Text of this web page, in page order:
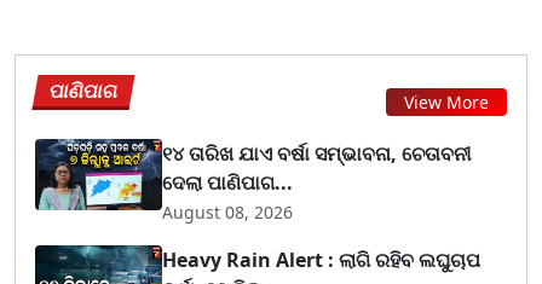
ପାଣିପାଗ View More
୧୪ ତାରିଖ ଯାଏ ବର୍ଷା ସମ୍ଭାବନା, ଚେତାବନୀ
ଦେଲା ପାଣିପାଗ...
August 08, 2026
Heavy Rain Alert : ଲାଗି ରହିବ ଲଘୁଚାପ